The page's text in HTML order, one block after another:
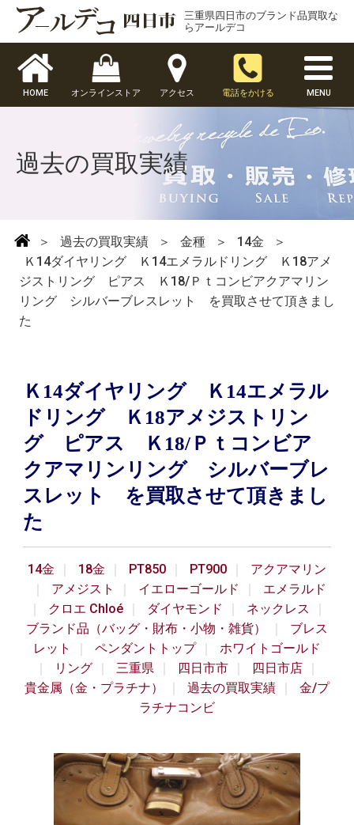
三重県四日市のブランド品買取な
らアールデコ
HOME オンラインストア アクセス 電話をかける MENU
過去の買取実績
＞ 過去の買取実績 ＞ 金種 ＞ 14金
＞
Ｋ14ダイヤリング Ｋ14エメラルドリング Ｋ18アメ
ジストリング ピアス Ｋ18/Ｐｔコンビアクアマリン
リング シルバーブレスレット を買取させて頂きまし
た
Ｋ14ダイヤリング Ｋ14エメラル
ドリング Ｋ18アメジストリン
グ ピアス Ｋ18/Ｐｔコンビア
クアマリンリング シルバーブレ
スレット を買取させて頂きまし
た
14金 18金 PT850 PT900
アクアマリン
アメジスト
イエローゴールド
エメラルド
クロエ Chloé
ダイヤモンド
ネックレス
ブランド品（バッグ・財布・小物・雑貨）
ブレス
レット
ペンダントトップ
ホワイトゴールド
リング
三重県 四日市市
四日市店
貴金属（金・プラチナ）
過去の買取実績
金/プ
ラチナコンビ